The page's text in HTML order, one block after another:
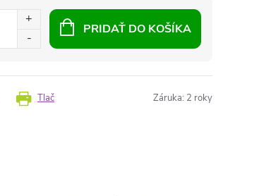
PRIDAŤ DO KOŠÍKA
Tlač Záruka: 2 roky